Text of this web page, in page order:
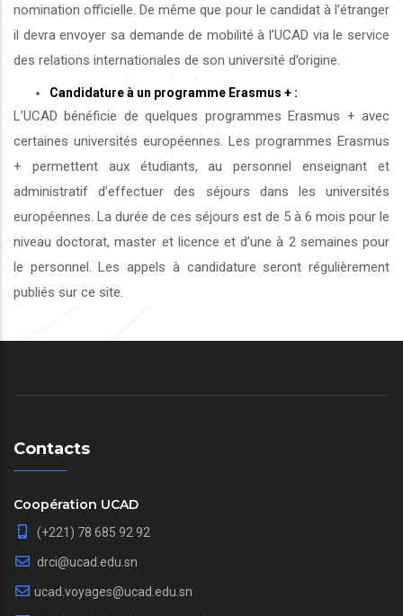
nomination officielle. De même que pour le candidat à l’étranger
il devra envoyer sa demande de mobilité à l’UCAD via le service
des relations internationales de son université d’origine.
Candidature à un programme Erasmus + :
L’UCAD bénéficie de quelques programmes Erasmus + avec
certaines universités européennes. Les programmes Erasmus
+ permettent aux étudiants, au personnel enseignant et
administratif d’effectuer des séjours dans les universités
européennes. La durée de ces séjours est de 5 à 6 mois pour le
niveau doctorat, master et licence et d’une à 2 semaines pour
le personnel. Les appels à candidature seront régulièrement
publiés sur ce site.
Contacts
Coopération UCAD
(+221) 78 685 92 92
drci@ucad.edu.sn
ucad.voyages@ucad.edu.sn